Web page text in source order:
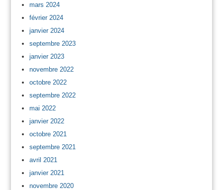
mars 2024
février 2024
janvier 2024
septembre 2023
janvier 2023
novembre 2022
octobre 2022
septembre 2022
mai 2022
janvier 2022
octobre 2021
septembre 2021
avril 2021
janvier 2021
novembre 2020